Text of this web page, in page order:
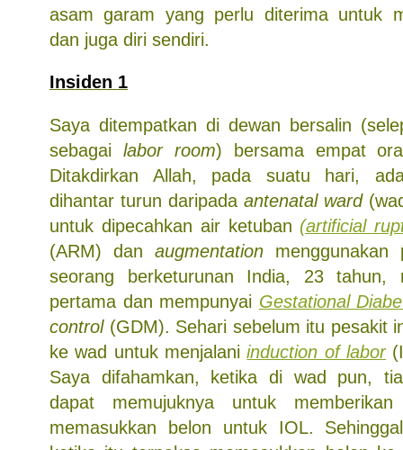
asam garam yang perlu diterima untuk
dan juga diri sendiri.
Insiden 1
Saya ditempatkan di dewan bersalin
sebagai labor room) bersama empat
Ditakdirkan Allah, pada suatu hari,
dihantar turun daripada antenatal ward
untuk dipecahkan air ketuban (artificial
(ARM) dan augmentation menggunakan
seorang berketurunan India, 23 tahun,
pertama dan mempunyai Gestational
control(GDM). Sehari sebelum itu pesakit
ke wad untuk menjalani induction of labor
Saya difahamkan, ketika di wad pun,
dapat memujuknya untuk
memasukkan belon untuk IOL.